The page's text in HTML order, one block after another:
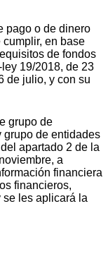
pago o de dinero
en base
de fondos
19/2018, de 23
de julio, y con su
grupo de
grupo de entidades
apartado 2 de la
a
financiera
financieros,
les aplicará la